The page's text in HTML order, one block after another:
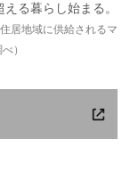
る暮らし始まる。
居地域に供給されるマ
）